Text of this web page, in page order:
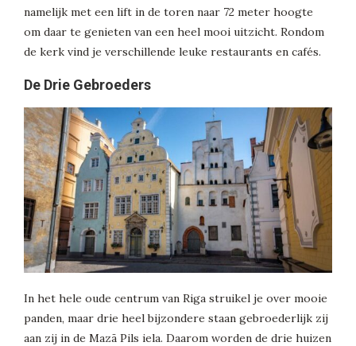
namelijk met een lift in de toren naar 72 meter hoogte
om daar te genieten van een heel mooi uitzicht. Rondom
de kerk vind je verschillende leuke restaurants en cafés.
De Drie Gebroeders
In het hele oude centrum van Riga struikel je over mooie
panden, maar drie heel bijzondere staan gebroederlijk zij
aan zij in de Mazā Pils iela. Daarom worden de drie huizen